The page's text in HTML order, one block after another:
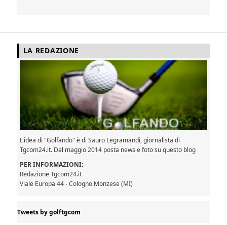
LA REDAZIONE
L'idea di "Golfando" è di Sauro Legramandi, giornalista di
Tgcom24.it. Dal maggio 2014 posta news e foto su questo blog
PER INFORMAZIONI:
Redazione Tgcom24.it
Viale Europa 44 - Cologno Monzese (MI)
Tweets by golftgcom